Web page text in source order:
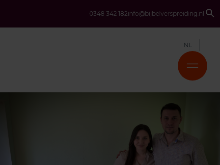
0348 342 182info@bijbelverspreiding.nl
NL